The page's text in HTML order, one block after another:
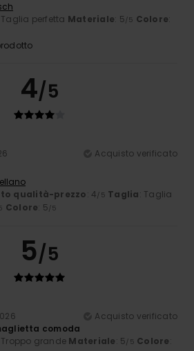
Taglia perfetta Materiale: 5/5 Colore:
4/5
Acquisto verificato
qualità-prezzo: 4/5 Taglia: Taglia
Colore: 5/5
5/5
Acquisto verificato
comoda
Troppo grande Materiale: 5/5 Colore: